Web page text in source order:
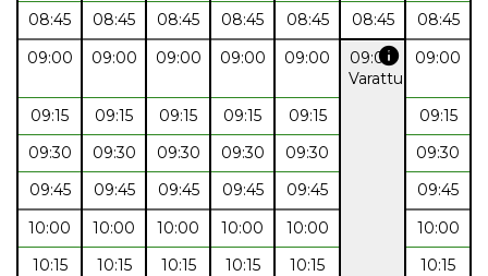
08:45
08:45 08:45 08:45 08:45 08:45
08:45
09:00
09:00 09:00 09:00 09:00 09:00info
Varattu
09:00
09:15 09:15 09:15 09:15 09:15
09:15
09:30
09:30 09:30 09:30 09:30
09:30
09:45
09:45 09:45 09:45 09:45
09:45
10:00
10:00 10:00 10:00 10:00
10:00
10:15
10:15 10:15 10:15 10:15
10:15